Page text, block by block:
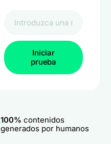
Iniciar
prueba
100% contenidos
generados por humanos